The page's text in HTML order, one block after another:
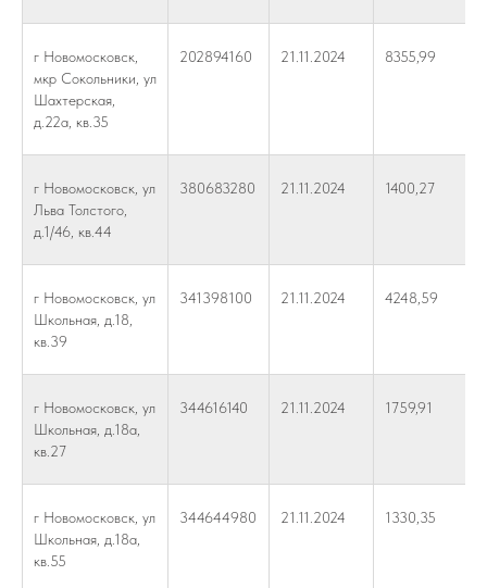
г Новомосковск,
мкр Сокольники, ул
Шахтерская,
д.22а, кв.35
202894160 21.11.2024 8355,99
г Новомосковск, ул
Льва Толстого,
д.1/46, кв.44
380683280 21.11.2024 1400,27
г Новомосковск, ул
Школьная, д.18,
кв.39
341398100 21.11.2024 4248,59
г Новомосковск, ул
Школьная, д.18а,
кв.27
344616140 21.11.2024 1759,91
г Новомосковск, ул
Школьная, д.18а,
кв.55
344644980 21.11.2024 1330,35